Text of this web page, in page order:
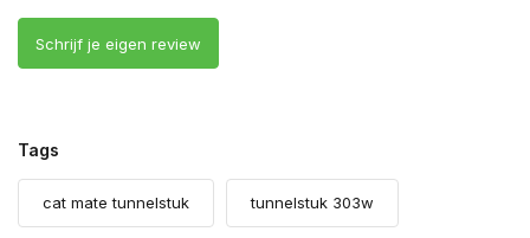
Schrijf je eigen review
Tags
cat mate tunnelstuk tunnelstuk 303w